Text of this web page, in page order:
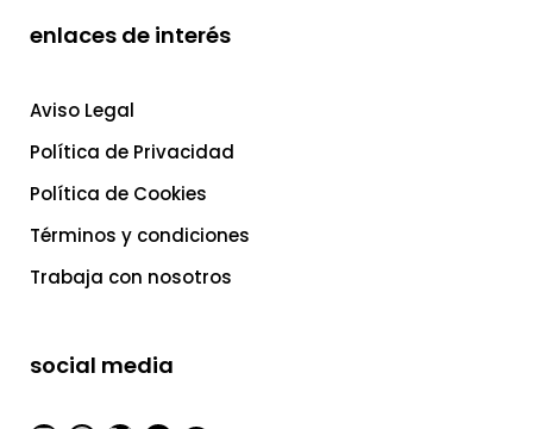
enlaces de interés
Aviso Legal
Política de Privacidad
Política de Cookies
Términos y condiciones
Trabaja con nosotros
social media